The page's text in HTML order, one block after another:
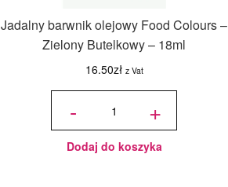
Jadalny barwnik olejowy Food Colours –
Zielony Butelkowy – 18ml
16.50zł z Vat
-
ilość
olejowy
Food
Zielony
Butelkowy
+
Dodaj do koszyka